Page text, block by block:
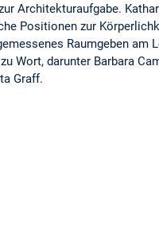
Architekturaufgabe.
Positionen zur
Raumgeben am
Wort, darunter Barbara
Graff.